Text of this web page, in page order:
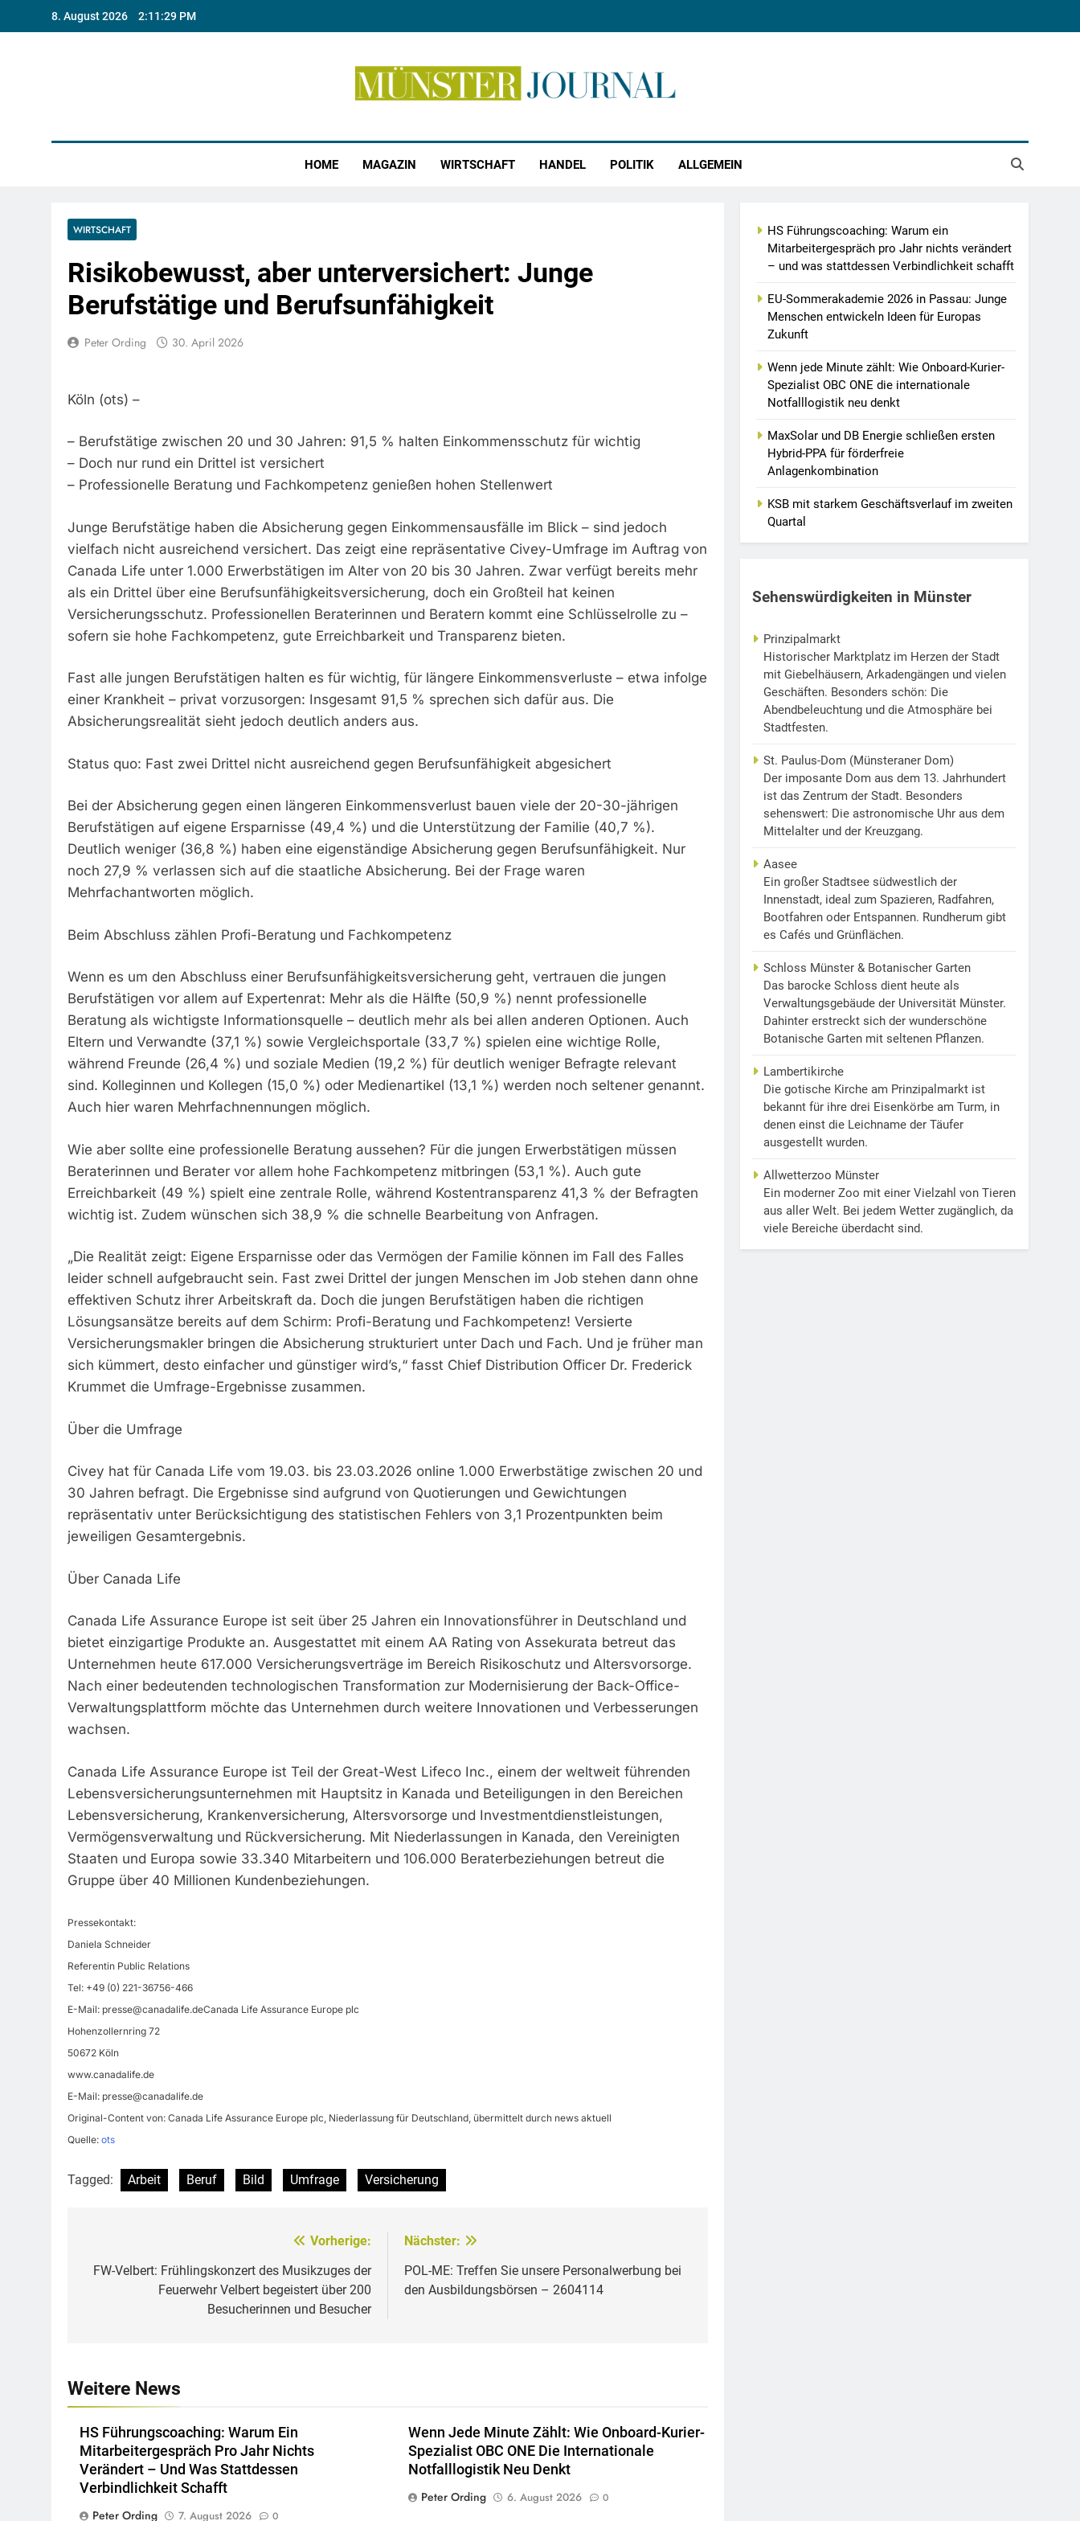
8. August 2026 2:11:30 PM
HOME MAGAZIN WIRTSCHAFT HANDEL POLITIK ALLGEMEIN
WIRTSCHAFT
Risikobewusst, aber unterversichert: Junge
Berufstätige und Berufsunfähigkeit
Peter Ording 30. April 2026
Köln (ots) –
– Berufstätige zwischen 20 und 30 Jahren: 91,5 % halten Einkommensschutz für wichtig
– Doch nur rund ein Drittel ist versichert
– Professionelle Beratung und Fachkompetenz genießen hohen Stellenwert
Junge Berufstätige haben die Absicherung gegen Einkommensausfälle im Blick – sind jedoch
vielfach nicht ausreichend versichert. Das zeigt eine repräsentative Civey-Umfrage im Auftrag von
Canada Life unter 1.000 Erwerbstätigen im Alter von 20 bis 30 Jahren. Zwar verfügt bereits mehr
als ein Drittel über eine Berufsunfähigkeitsversicherung, doch ein Großteil hat keinen
Versicherungsschutz. Professionellen Beraterinnen und Beratern kommt eine Schlüsselrolle zu –
sofern sie hohe Fachkompetenz, gute Erreichbarkeit und Transparenz bieten.
Fast alle jungen Berufstätigen halten es für wichtig, für längere Einkommensverluste – etwa infolge
einer Krankheit – privat vorzusorgen: Insgesamt 91,5 % sprechen sich dafür aus. Die
Absicherungsrealität sieht jedoch deutlich anders aus.
Status quo: Fast zwei Drittel nicht ausreichend gegen Berufsunfähigkeit abgesichert
Bei der Absicherung gegen einen längeren Einkommensverlust bauen viele der 20-30-jährigen
Berufstätigen auf eigene Ersparnisse (49,4 %) und die Unterstützung der Familie (40,7 %).
Deutlich weniger (36,8 %) haben eine eigenständige Absicherung gegen Berufsunfähigkeit. Nur
noch 27,9 % verlassen sich auf die staatliche Absicherung. Bei der Frage waren
Mehrfachantworten möglich.
Beim Abschluss zählen Profi-Beratung und Fachkompetenz
Wenn es um den Abschluss einer Berufsunfähigkeitsversicherung geht, vertrauen die jungen
Berufstätigen vor allem auf Expertenrat: Mehr als die Hälfte (50,9 %) nennt professionelle
Beratung als wichtigste Informationsquelle – deutlich mehr als bei allen anderen Optionen. Auch
Eltern und Verwandte (37,1 %) sowie Vergleichsportale (33,7 %) spielen eine wichtige Rolle,
während Freunde (26,4 %) und soziale Medien (19,2 %) für deutlich weniger Befragte relevant
sind. Kolleginnen und Kollegen (15,0 %) oder Medienartikel (13,1 %) werden noch seltener genannt.
Auch hier waren Mehrfachnennungen möglich.
Wie aber sollte eine professionelle Beratung aussehen? Für die jungen Erwerbstätigen müssen
Beraterinnen und Berater vor allem hohe Fachkompetenz mitbringen (53,1 %). Auch gute
Erreichbarkeit (49 %) spielt eine zentrale Rolle, während Kostentransparenz 41,3 % der Befragten
wichtig ist. Zudem wünschen sich 38,9 % die schnelle Bearbeitung von Anfragen.
„Die Realität zeigt: Eigene Ersparnisse oder das Vermögen der Familie können im Fall des Falles
leider schnell aufgebraucht sein. Fast zwei Drittel der jungen Menschen im Job stehen dann ohne
effektiven Schutz ihrer Arbeitskraft da. Doch die jungen Berufstätigen haben die richtigen
Lösungsansätze bereits auf dem Schirm: Profi-Beratung und Fachkompetenz! Versierte
Versicherungsmakler bringen die Absicherung strukturiert unter Dach und Fach. Und je früher man
sich kümmert, desto einfacher und günstiger wird’s,“ fasst Chief Distribution Officer Dr. Frederick
Krummet die Umfrage-Ergebnisse zusammen.
Über die Umfrage
Civey hat für Canada Life vom 19.03. bis 23.03.2026 online 1.000 Erwerbstätige zwischen 20 und
30 Jahren befragt. Die Ergebnisse sind aufgrund von Quotierungen und Gewichtungen
repräsentativ unter Berücksichtigung des statistischen Fehlers von 3,1 Prozentpunkten beim
jeweiligen Gesamtergebnis.
Über Canada Life
Canada Life Assurance Europe ist seit über 25 Jahren ein Innovationsführer in Deutschland und
bietet einzigartige Produkte an. Ausgestattet mit einem AA Rating von Assekurata betreut das
Unternehmen heute 617.000 Versicherungsverträge im Bereich Risikoschutz und Altersvorsorge.
Nach einer bedeutenden technologischen Transformation zur Modernisierung der Back-Office-
Verwaltungsplattform möchte das Unternehmen durch weitere Innovationen und Verbesserungen
wachsen.
Canada Life Assurance Europe ist Teil der Great-West Lifeco Inc., einem der weltweit führenden
Lebensversicherungsunternehmen mit Hauptsitz in Kanada und Beteiligungen in den Bereichen
Lebensversicherung, Krankenversicherung, Altersvorsorge und Investmentdienstleistungen,
Vermögensverwaltung und Rückversicherung. Mit Niederlassungen in Kanada, den Vereinigten
Staaten und Europa sowie 33.340 Mitarbeitern und 106.000 Beraterbeziehungen betreut die
Gruppe über 40 Millionen Kundenbeziehungen.
Pressekontakt:
Daniela Schneider
Referentin Public Relations
Tel: +49 (0) 221-36756-466
E-Mail: presse@canadalife.deCanada Life Assurance Europe plc
Hohenzollernring 72
50672 Köln
www.canadalife.de
E-Mail: presse@canadalife.de
Original-Content von: Canada Life Assurance Europe plc, Niederlassung für Deutschland, übermittelt durch news aktuell
Quelle: ots
Tagged: Arbeit Beruf Bild Umfrage Versicherung
Vorherige:
FW-Velbert: Frühlingskonzert des Musikzuges der
Feuerwehr Velbert begeistert über 200
Besucherinnen und Besucher
Nächster:
POL-ME: Treffen Sie unsere Personalwerbung bei
den Ausbildungsbörsen – 2604114
Weitere News
HS Führungscoaching: Warum Ein
Mitarbeitergespräch Pro Jahr Nichts
Verändert – Und Was Stattdessen
Verbindlichkeit Schafft
Peter Ording
7. August 2026 0
Wenn Jede Minute Zählt: Wie Onboard-Kurier-
Spezialist OBC ONE Die Internationale
Notfalllogistik Neu Denkt
Peter Ording
6. August 2026 0
HS Führungscoaching: Warum ein
Mitarbeitergespräch pro Jahr nichts verändert
– und was stattdessen Verbindlichkeit schafft
EU-Sommerakademie 2026 in Passau: Junge
Menschen entwickeln Ideen für Europas
Zukunft
Wenn jede Minute zählt: Wie Onboard-Kurier-
Spezialist OBC ONE die internationale
Notfalllogistik neu denkt
MaxSolar und DB Energie schließen ersten
Hybrid-PPA für förderfreie
Anlagenkombination
KSB mit starkem Geschäftsverlauf im zweiten
Quartal
Sehenswürdigkeiten in Münster
Prinzipalmarkt
Historischer Marktplatz im Herzen der Stadt
mit Giebelhäusern, Arkadengängen und vielen
Geschäften. Besonders schön: Die
Abendbeleuchtung und die Atmosphäre bei
Stadtfesten.
St. Paulus-Dom (Münsteraner Dom)
Der imposante Dom aus dem 13. Jahrhundert
ist das Zentrum der Stadt. Besonders
sehenswert: Die astronomische Uhr aus dem
Mittelalter und der Kreuzgang.
Aasee
Ein großer Stadtsee südwestlich der
Innenstadt, ideal zum Spazieren, Radfahren,
Bootfahren oder Entspannen. Rundherum gibt
es Cafés und Grünflächen.
Schloss Münster & Botanischer Garten
Das barocke Schloss dient heute als
Verwaltungsgebäude der Universität Münster.
Dahinter erstreckt sich der wunderschöne
Botanische Garten mit seltenen Pflanzen.
Lambertikirche
Die gotische Kirche am Prinzipalmarkt ist
bekannt für ihre drei Eisenkörbe am Turm, in
denen einst die Leichname der Täufer
ausgestellt wurden.
Allwetterzoo Münster
Ein moderner Zoo mit einer Vielzahl von Tieren
aus aller Welt. Bei jedem Wetter zugänglich, da
viele Bereiche überdacht sind.